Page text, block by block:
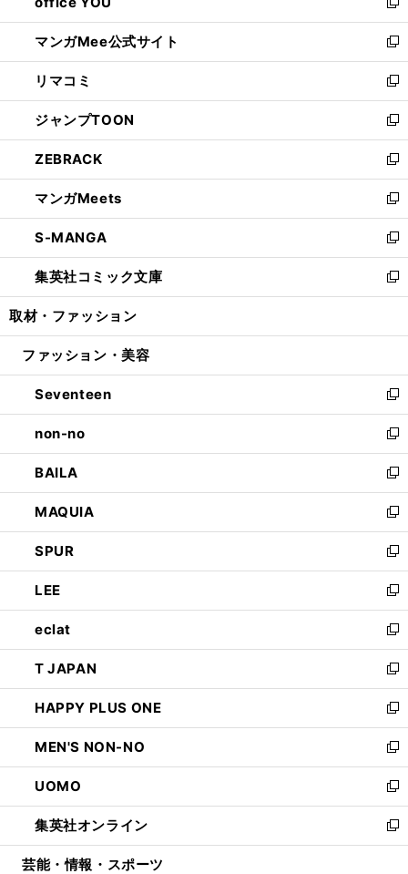
開
く
ィ
ン
ド
ウ
で
開
く
い
ウ
ィ
ン
ド
ウ
で
開
く
新
し
い
ウ
ィ
ン
ド
ウ
で
開
く
マンガMee公式サイト
新
し
い
ウ
ィ
ン
ド
ウ
で
開
く
リマコミ
新
し
い
ウ
ィ
ン
ド
ウ
で
開
く
ジャンプTOON
新
し
い
ウ
ィ
ン
ド
ウ
で
開
ZEBRACK
新
し
い
ウ
ィ
ン
ド
ウ
開
マンガMeets
新
し
い
ウ
ィ
ン
ウ
開
く
S-MANGA
新
し
い
ウ
ン
ウ
で
開
く
集英社コミック文庫
新
し
ウ
ン
ド
ウ
で
開
く
取材・ファッション
ファッション・美容
Seventeen
新
し
い
ウ
ィ
ン
ド
ウ
で
開
く
non-no
新
し
い
ウ
ィ
ン
ド
ウ
で
開
く
BAILA
新
し
い
ウ
ィ
ン
ド
ウ
で
開
く
MAQUIA
新
し
い
ウ
ィ
ン
ド
ウ
で
開
く
SPUR
新
し
い
ウ
ィ
ン
ド
ウ
で
開
く
LEE
新
し
い
ウ
ィ
ン
ド
ウ
で
開
く
eclat
新
し
い
ウ
ィ
ン
ド
ウ
で
開
く
T JAPAN
新
し
い
ウ
ィ
ン
ド
ウ
で
開
HAPPY PLUS ONE
新
し
い
ウ
ィ
ン
ド
ウ
MEN'S NON-NO
新
し
い
ウ
ィ
ン
UOMO
新
し
い
ウ
集英社オンライン
新
し
芸能・情報・スポーツ